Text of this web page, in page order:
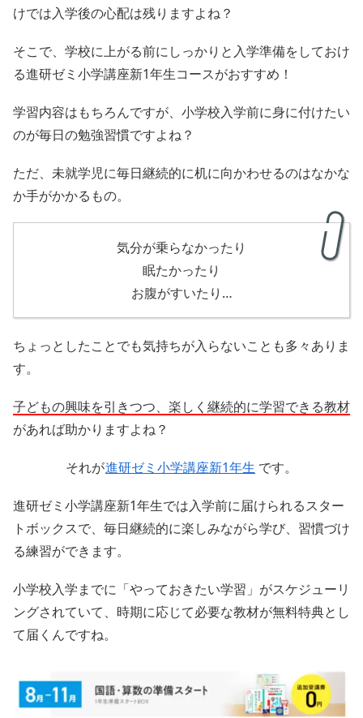
けでは入学後の心配は残りますよね？
そこで、学校に上がる前にしっかりと入学準備をしておけ
る進研ゼミ小学講座新1年生コースがおすすめ！
学習内容はもちろんですが、小学校入学前に身に付けたい
のが毎日の勉強習慣ですよね？
ただ、未就学児に毎日継続的に机に向かわせるのはなかな
か手がかかるもの。
気分が乗らなかったり
眠たかったり
お腹がすいたり…
ちょっとしたことでも気持ちが入らないことも多々ありま
す。
子どもの興味を引きつつ、楽しく継続的に学習できる教材
があれば助かりますよね？
それが進研ゼミ小学講座新1年生 です。
進研ゼミ小学講座新1年生では入学前に届けられるスター
トボックスで、毎日継続的に楽しみながら学び、習慣づけ
る練習ができます。
小学校入学までに「やっておきたい学習」がスケジューリ
ングされていて、時期に応じて必要な教材が無料特典とし
て届くんですね。